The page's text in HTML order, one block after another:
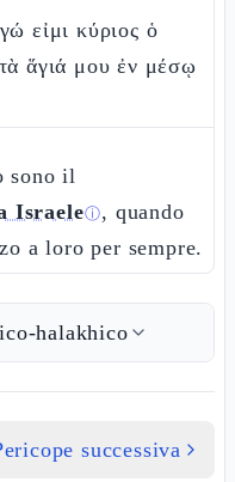
εἰμι κύριος ὁ
ἅγιά μου ἐν μέσῳ
sono il
Israeleⓘ, quando
a loro per sempre.
halakhico
successiva